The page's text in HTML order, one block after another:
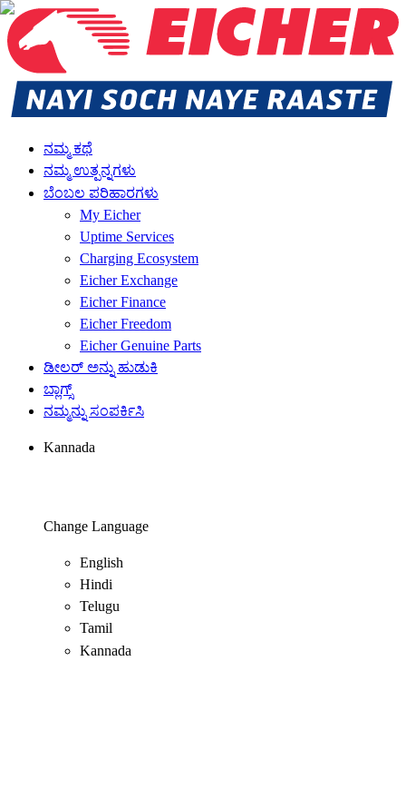
ನಮ್ಮ ಕಥೆ
ನಮ್ಮ ಉತ್ಪನ್ನಗಳು
ಬೆಂಬಲ ಪರಿಹಾರಗಳು
My Eicher
Uptime Services
Charging Ecosystem
Eicher Exchange
Eicher Finance
Eicher Freedom
Eicher Genuine Parts
ಡೀಲರ್ ಅನ್ನು ಹುಡುಕಿ
ಬ್ಲಾಗ್ಸ್
ನಮ್ಮನ್ನು ಸಂಪರ್ಕಿಸಿ
Kannada
Change Language
English
Hindi
Telugu
Tamil
Kannada